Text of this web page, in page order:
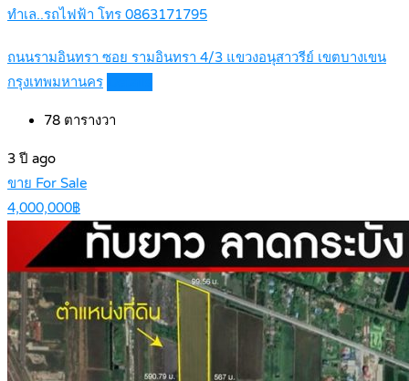
ทำเล..รถไฟฟ้า โทร 0863171795
ถนนรามอินทรา ซอย รามอินทรา 4/3 แขวงอนุสาวรีย์ เขตบางเขน
กรุงเทพมหานคร
78 ตารางวา
3 ปี ago
ขาย For Sale
4,000,000฿